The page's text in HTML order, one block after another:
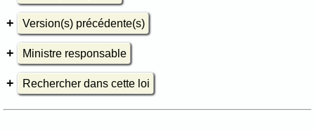
Version(s) précédente(s)
Ministre responsable
Rechercher dans cette loi